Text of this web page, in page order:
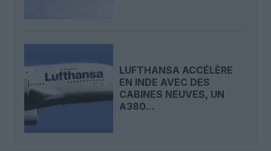
LUFTHANSA ACCÉLÈRE
EN INDE AVEC DES
CABINES NEUVES, UN
A380...